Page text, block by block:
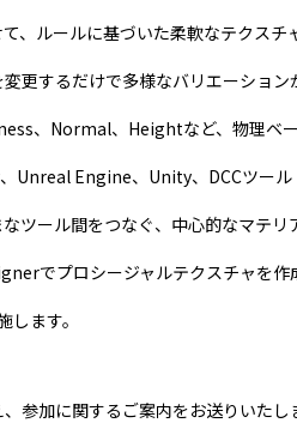
、ルールに基づいた柔軟なテクスチ
更するだけで多様なバリエーション
、Normal、Heightなど、物理ベー
Unreal Engine、Unity、DCCツール
ツール間をつなぐ、中心的なマテリ
でプロシージャルテクスチャを作
ます。
参加に関するご案内をお送りいたし